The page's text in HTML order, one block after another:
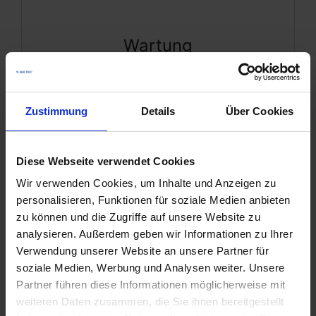
Zustimmung Details Über Cookies
Diese Webseite verwendet Cookies
Wir verwenden Cookies, um Inhalte und Anzeigen zu
personalisieren, Funktionen für soziale Medien anbieten
zu können und die Zugriffe auf unsere Website zu
analysieren. Außerdem geben wir Informationen zu Ihrer
Verwendung unserer Website an unsere Partner für
soziale Medien, Werbung und Analysen weiter. Unsere
Partner führen diese Informationen möglicherweise mit
weiteren Daten zusammen, die Sie ihnen bereitgestellt
Wartung
- Fachmännische Inspektion
Monitoring & Support
- Früherkennung von Problemen
- Fehlerbehebung
- Software-Updates
- Remote-Support